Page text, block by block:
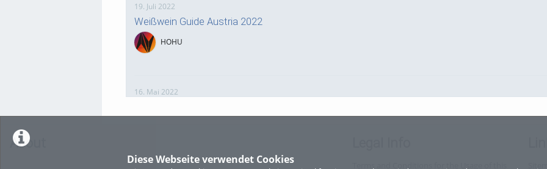
Diese Webseite verwendet Cookies
19. Juli 2022
Weißwein Guide Austria 2022
HOHU
16. Mai 2022
About